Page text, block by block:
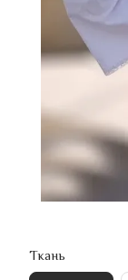
Ткань